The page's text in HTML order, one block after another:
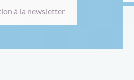
à la newsletter